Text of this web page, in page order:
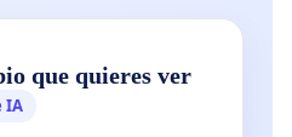
que quieres ver
IA